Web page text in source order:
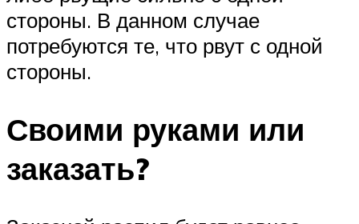
стороны. В данном случае
потребуются те, что рвут с одной
стороны.
Своими руками или
заказать?